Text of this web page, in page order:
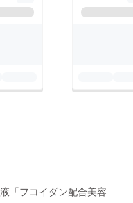
「フコイダン配合美容